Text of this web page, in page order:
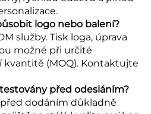
logo nebo balení?
služby. Tisk loga, úprava
možné při určité
(MOQ). Kontaktujte
před odesláním?
dodáním důkladně